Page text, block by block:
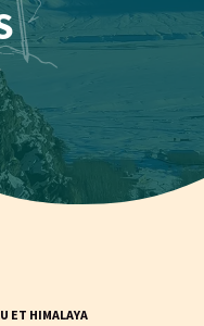
ET HIMALAYA